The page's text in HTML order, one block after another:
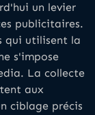
un levier
publicitaires.
qui utilisent la
s'impose
La collecte
aux
ciblage précis